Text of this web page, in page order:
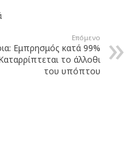
Επόμενο
Εμπρησμός κατά 99%
το άλλοθι
του υπόπτου